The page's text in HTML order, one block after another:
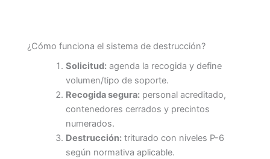
¿Cómo funciona el sistema de destrucción?
Solicitud:agenda la recogida y define
volumen/tipo de soporte.
Recogida segura:personal acreditado,
contenedores cerrados y precintos
numerados.
Destrucción:triturado con niveles P-6
según normativa aplicable.